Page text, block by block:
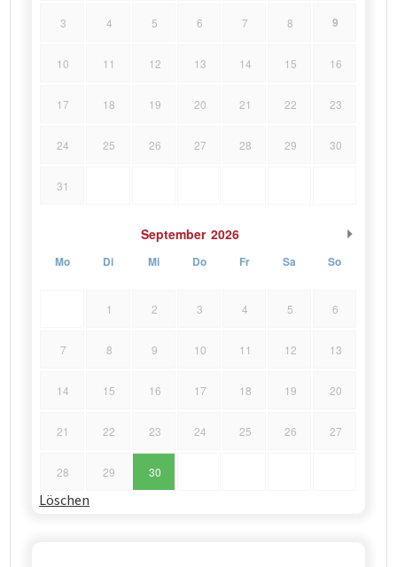
3 4 5 6 7 8 9
10 11 12 13 14 15 16
17 18 19 20 21 22 23
24 25 26 27 28 29 30
31
September 2026
Mo Di Mi Do Fr Sa So
1 2 3 4 5 6
7 8 9 10 11 12 13
14 15 16 17 18 19 20
21 22 23 24 25 26 27
28 29 30
Löschen